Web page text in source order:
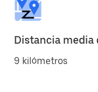
Distancia media
9 kilómetros